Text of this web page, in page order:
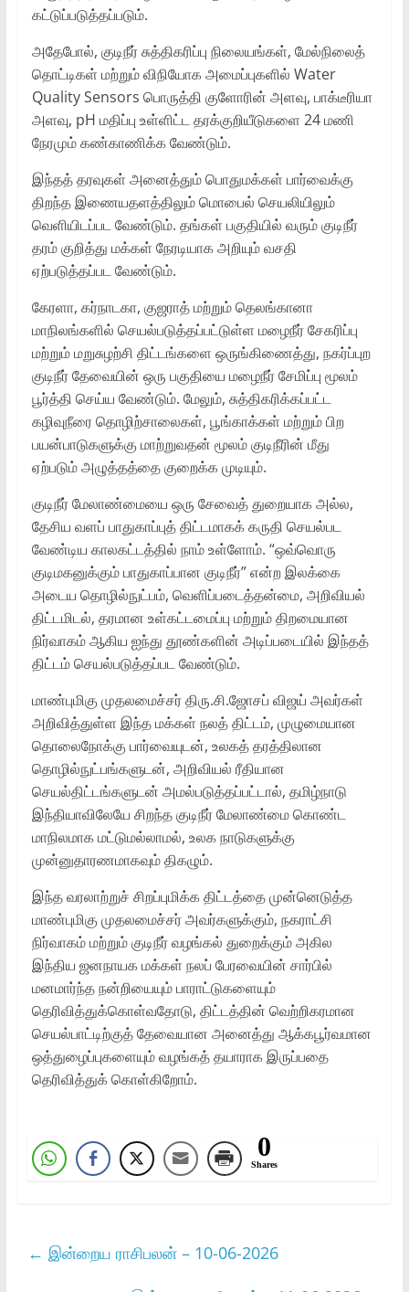
கட்டுப்படுத்தப்படும்.
அதேபோல், குடிநீர் சுத்திகரிப்பு நிலையங்கள், மேல்நிலைத்
தொட்டிகள் மற்றும் விநியோக அமைப்புகளில் Water
Quality Sensors பொருத்தி குளோரின் அளவு, பாக்டீரியா
அளவு, pH மதிப்பு உள்ளிட்ட தரக்குறியீடுகளை 24 மணி
நேரமும் கண்காணிக்க வேண்டும்.
இந்தத் தரவுகள் அனைத்தும் பொதுமக்கள் பார்வைக்கு
திறந்த இணையதளத்திலும் மொபைல் செயலியிலும்
வெளியிடப்பட வேண்டும். தங்கள் பகுதியில் வரும் குடிநீர்
தரம் குறித்து மக்கள் நேரடியாக அறியும் வசதி
ஏற்படுத்தப்பட வேண்டும்.
கேரளா, கர்நாடகா, குஜராத் மற்றும் தெலங்கானா
மாநிலங்களில் செயல்படுத்தப்பட்டுள்ள மழைநீர் சேகரிப்பு
மற்றும் மறுசுழற்சி திட்டங்களை ஒருங்கிணைத்து, நகர்ப்புற
குடிநீர் தேவையின் ஒரு பகுதியை மழைநீர் சேமிப்பு மூலம்
பூர்த்தி செய்ய வேண்டும். மேலும், சுத்திகரிக்கப்பட்ட
கழிவுநீரை தொழிற்சாலைகள், பூங்காக்கள் மற்றும் பிற
பயன்பாடுகளுக்கு மாற்றுவதன் மூலம் குடிநீரின் மீது
ஏற்படும் அழுத்தத்தை குறைக்க முடியும்.
குடிநீர் மேலாண்மையை ஒரு சேவைத் துறையாக அல்ல,
தேசிய வளப் பாதுகாப்புத் திட்டமாகக் கருதி செயல்பட
வேண்டிய காலகட்டத்தில் நாம் உள்ளோம். “ஒவ்வொரு
குடிமகனுக்கும் பாதுகாப்பான குடிநீர்” என்ற இலக்கை
அடைய தொழில்நுட்பம், வெளிப்படைத்தன்மை, அறிவியல்
திட்டமிடல், தரமான உள்கட்டமைப்பு மற்றும் திறமையான
நிர்வாகம் ஆகிய ஐந்து தூண்களின் அடிப்படையில் இந்தத்
திட்டம் செயல்படுத்தப்பட வேண்டும்.
மாண்புமிகு முதலமைச்சர் திரு.சி.ஜோசப் விஜய் அவர்கள்
அறிவித்துள்ள இந்த மக்கள் நலத் திட்டம், முழுமையான
தொலைநோக்கு பார்வையுடன், உலகத் தரத்திலான
தொழில்நுட்பங்களுடன், அறிவியல் ரீதியான
செயல்திட்டங்களுடன் அமல்படுத்தப்பட்டால், தமிழ்நாடு
இந்தியாவிலேயே சிறந்த குடிநீர் மேலாண்மை கொண்ட
மாநிலமாக மட்டுமல்லாமல், உலக நாடுகளுக்கு
முன்னுதாரணமாகவும் திகழும்.
இந்த வரலாற்றுச் சிறப்புமிக்க திட்டத்தை முன்னெடுத்த
மாண்புமிகு முதலமைச்சர் அவர்களுக்கும், நகராட்சி
நிர்வாகம் மற்றும் குடிநீர் வழங்கல் துறைக்கும் அகில
இந்திய ஜனநாயக மக்கள் நலப் பேரவையின் சார்பில்
மனமார்ந்த நன்றியையும் பாராட்டுகளையும்
தெரிவித்துக்கொள்வதோடு, திட்டத்தின் வெற்றிகரமான
செயல்பாட்டிற்குத் தேவையான அனைத்து ஆக்கபூர்வமான
ஒத்துழைப்புகளையும் வழங்கத் தயாராக இருப்பதை
தெரிவித்துக் கொள்கிறோம்.
0
Shares
← இன்றைய ராசிபலன் – 10-06-2026